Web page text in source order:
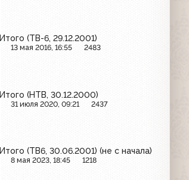
Итого (ТВ-6, 29.12.2001)
13 мая 2016, 16:55 2483
Итого (НТВ, 30.12.2000)
31 июля 2020, 09:21 2437
Итого (ТВ6, 30.06.2001) (не с начала)
8 мая 2023, 18:45 1218